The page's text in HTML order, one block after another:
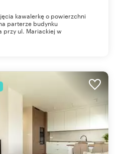
kawalerkę o powierzchni
parterze budynku
przy ul. Mariackiej w